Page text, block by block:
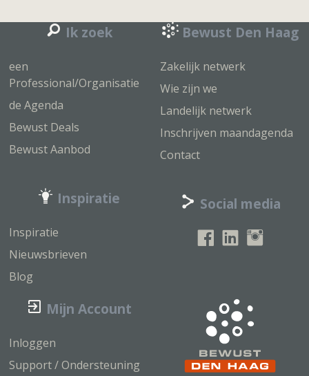
Ik zoek
een
Professional/Organisatie
de Agenda
Bewust Deals
Bewust Aanbod
Inspiratie
Inspiratie
Nieuwsbrieven
Blog
Bewust Den Haag
Zakelijk netwerk
Wie zijn we
Landelijk netwerk
Inschrijven maandagenda
Contact
Social media
Mijn Account
Inloggen
Support / Ondersteuning